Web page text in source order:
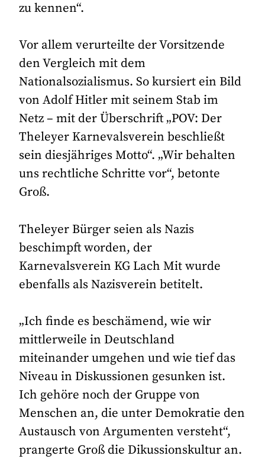
zu kennen“.
Vor allem verurteilte der Vorsitzende
den Vergleich mit dem
Nationalsozialismus. So kursiert ein Bild
von Adolf Hitler mit seinem Stab im
Netz – mit der Überschrift „POV: Der
Theleyer Karnevalsverein beschließt
sein diesjähriges Motto“. „Wir behalten
uns rechtliche Schritte vor“, betonte
Groß.
Theleyer Bürger seien als Nazis
beschimpft worden, der
Karnevalsverein KG Lach Mit wurde
ebenfalls als Nazisverein betitelt.
„Ich finde es beschämend, wie wir
mittlerweile in Deutschland
miteinander umgehen und wie tief das
Niveau in Diskussionen gesunken ist.
Ich gehöre noch der Gruppe von
Menschen an, die unter Demokratie den
Austausch von Argumenten versteht“,
prangerte Groß die Dikussionskultur an.